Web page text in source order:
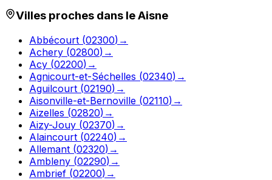
Villes proches dans leAisne
Abbécourt (02300) →
Achery (02800) →
Acy (02200) →
Agnicourt-et-Séchelles (02340) →
Aguilcourt (02190) →
Aisonville-et-Bernoville (02110) →
Aizelles (02820) →
Aizy-Jouy (02370) →
Alaincourt (02240) →
Allemant (02320) →
Ambleny (02290) →
Ambrief (02200) →